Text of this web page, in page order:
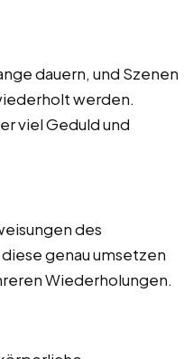
dauern, und Szenen
werden.
viel Geduld und
des
genau umsetzen
Wiederholungen.